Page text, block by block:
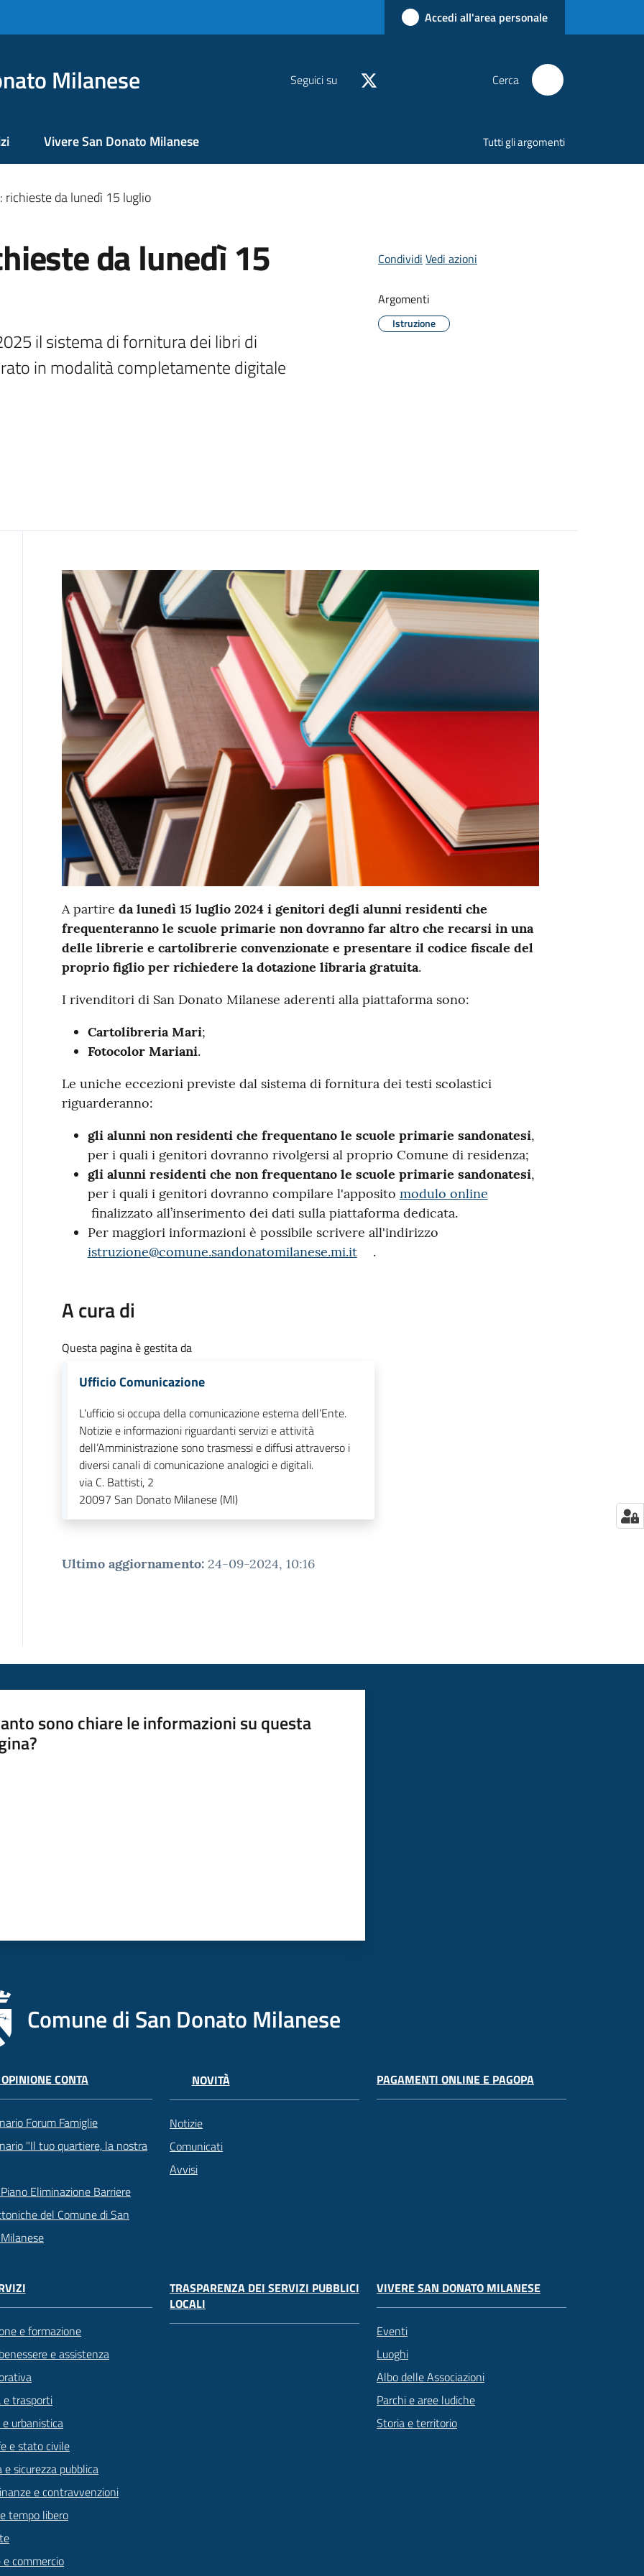
Accedi all'area personale
Milanese Seguici su Cerca
Vivere San Donato Milanese Tutti gli argomenti
richieste da lunedì 15 luglio
da lunedì 15
il sistema di fornitura dei libri di
in modalità completamente digitale
Condividi Vedi azioni
Argomenti
Istruzione
Contenuto
A partire da lunedì 15 luglio 2024 i genitori degli alunni residenti che
frequenteranno le scuole primarie non dovranno far altro che recarsi in una
delle librerie e cartolibrerie convenzionate e presentare il codice fiscale del
proprio figlio per richiedere la dotazione libraria gratuita.
I rivenditori di San Donato Milanese aderenti alla piattaforma sono:
Cartolibreria Mari;
Fotocolor Mariani.
Le uniche eccezioni previste dal sistema di fornitura dei testi scolastici
riguarderanno:
gli alunni non residenti che frequentano le scuole primarie sandonatesi,
per i quali i genitori dovranno rivolgersi al proprio Comune di residenza;
gli alunni residenti che non frequentano le scuole primarie sandonatesi,
per i quali i genitori dovranno compilare l'apposito modulo online
finalizzato all’inserimento dei dati sulla piattaforma dedicata.
Per maggiori informazioni è possibile scrivere all'indirizzo
istruzione@comune.sandonatomilanese.mi.it
.
A cura di
Questa pagina è gestita da
Ufficio Comunicazione
L’ufficio si occupa della comunicazione esterna dell’Ente.
Notizie e informazioni riguardanti servizi e attività
dell’Amministrazione sono trasmessi e diffusi attraverso i
diversi canali di comunicazione analogici e digitali.
via C. Battisti, 2
20097 San Donato Milanese (MI)
Ultimo aggiornamento: 24-09-2024, 10:16
sono chiare le informazioni su questa
Comune di San Donato Milanese
CONTA
Forum Famiglie
"Il tuo quartiere, la nostra
Eliminazione Barriere
del Comune di San
NOVITÀ
Notizie
Comunicati
Avvisi
PAGAMENTI ONLINE E PAGOPA
e formazione
e assistenza
e trasporti
urbanistica
e stato civile
e sicurezza pubblica
e contravvenzioni
tempo libero
e commercio
TRASPARENZA DEI SERVIZI PUBBLICI
LOCALI
VIVERE SAN DONATO MILANESE
Eventi
Luoghi
Albo delle Associazioni
Parchi e aree ludiche
Storia e territorio